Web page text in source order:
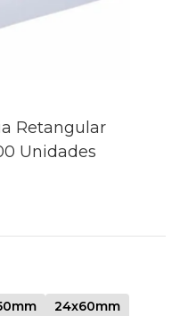
Retangular
Unidades
24x60mm